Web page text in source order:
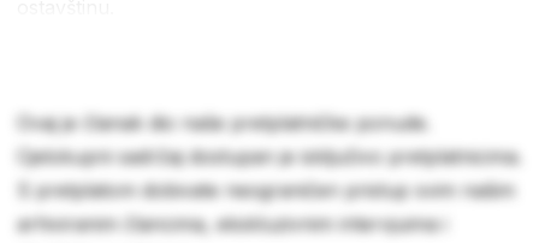
Ovaj je članak dio naše pretplatničke ponude.
Cjelokupni sadržaj dostupan je isključivo pretplatnicima.
S pretplatom dobivate neograničen pristup svim našim
arhiviranim člancima, ekskluzivnim intervjuima i